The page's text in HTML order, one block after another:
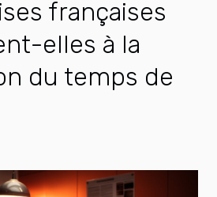
françaises
elles à la
du temps de